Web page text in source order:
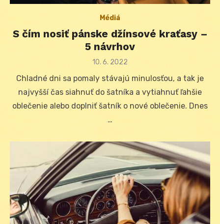
Médiá
S čím nosiť pánske džínsové kraťasy –
5 návrhov
Posted
10. 6. 2022
Chladné dni sa pomaly stávajú minulosťou, a tak je
najvyšší čas siahnuť do šatníka a vytiahnuť ľahšie
oblečenie alebo doplniť šatník o nové oblečenie. Dnes
…